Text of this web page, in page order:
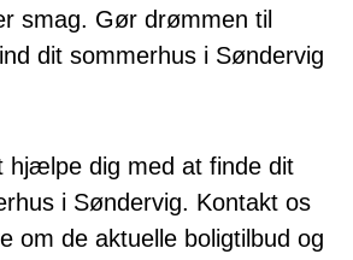
smag. Gør drømmen til
dit sommerhus i Søndervig
hjælpe dig med at finde dit
i Søndervig. Kontakt os
om de aktuelle boligtilbud og